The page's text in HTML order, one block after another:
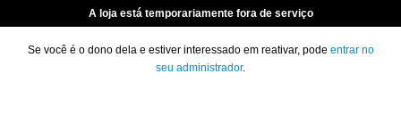
A loja está temporariamente fora de serviço
Se você é o dono dela e estiver interessado em reativar, pode entrar no
seu administrador.